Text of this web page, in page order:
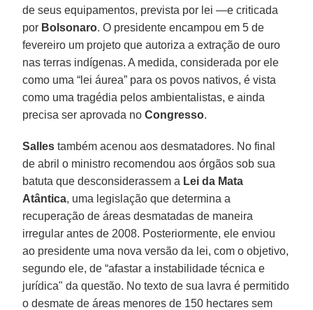
de seus equipamentos, prevista por lei —e criticada
por Bolsonaro. O presidente encampou em 5 de
fevereiro um projeto que autoriza a extração de ouro
nas terras indígenas. A medida, considerada por ele
como uma “lei áurea” para os povos nativos, é vista
como uma tragédia pelos ambientalistas, e ainda
precisa ser aprovada noCongresso.
Salles também acenou aos desmatadores. No final
de abril o ministro recomendou aos órgãos sob sua
batuta que desconsiderassem a Lei da Mata
Atântica, uma legislação que determina a
recuperação de áreas desmatadas de maneira
irregular antes de 2008. Posteriormente, ele enviou
ao presidente uma nova versão da lei, com o objetivo,
segundo ele, de “afastar a instabilidade técnica e
jurídica" da questão. No texto de sua lavra é permitido
o desmate de áreas menores de 150 hectares sem